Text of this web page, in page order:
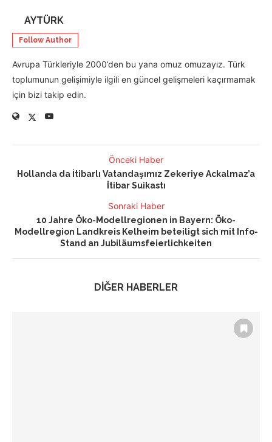
AYTÜRK
Follow Author
Avrupa Türkleriyle 2000’den bu yana omuz omuzayız. Türk
toplumunun gelişimiyle ilgili en güncel gelişmeleri kaçırmamak
için bizi takip edin.
Önceki Haber
Hollanda da İtibarlı Vatandaşımız Zekeriye Ackalmaz’a
İtibar Suikastı
Sonraki Haber
10 Jahre Öko-Modellregionen in Bayern: Öko-
Modellregion Landkreis Kelheim beteiligt sich mit Info-
Stand an Jubiläumsfeierlichkeiten
DİĞER HABERLER